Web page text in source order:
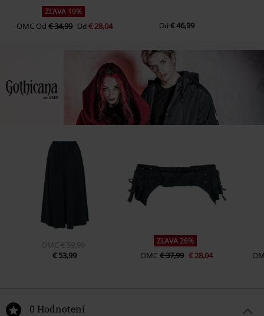
ZĽAVA 19%
OMC Od€ 34,99 Od€ 28,04 Od € 46,99
OMC € 59,99
€ 53,99
ZĽAVA 26%
OMC€ 37,99 € 28,04
0 Hodnotení